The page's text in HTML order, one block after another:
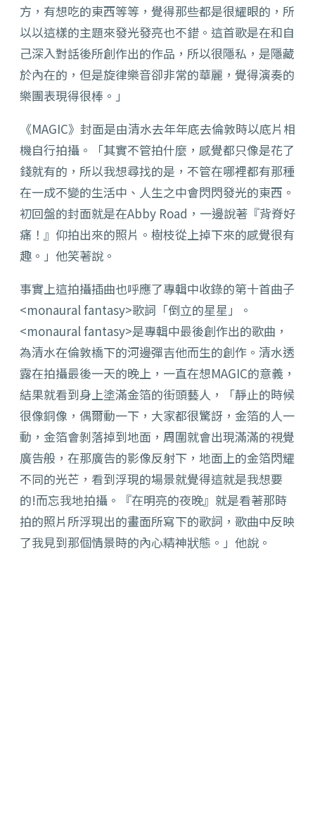
方，有想吃的東西等等，覺得那些都是很耀眼的，所
以以這樣的主題來發光發亮也不錯。這首歌是在和自
己深入對話後所創作出的作品，所以很隱私，是隱藏
於內在的，但是旋律樂音卻非常的華麗，覺得演奏的
樂團表現得很棒。」
《MAGIC》封面是由清水去年年底去倫敦時以底片相
機自行拍攝。「其實不管拍什麼，感覺都只像是花了
錢就有的，所以我想尋找的是，不管在哪裡都有那種
在一成不變的生活中、人生之中會閃閃發光的東西。
初回盤的封面就是在Abby Road，一邊說著『背脊好
痛！』仰拍出來的照片。樹枝從上掉下來的感覺很有
趣。」他笑著說。
事實上這拍攝插曲也呼應了專輯中收錄的第十首曲子
<monaural fantasy>歌詞「倒立的星星」。
<monaural fantasy>是專輯中最後創作出的歌曲，
為清水在倫敦橋下的河邊彈吉他而生的創作。清水透
露在拍攝最後一天的晚上，一直在想MAGIC的意義，
結果就看到身上塗滿金箔的街頭藝人，「靜止的時候
很像銅像，偶爾動一下，大家都很驚訝，金箔的人一
動，金箔會剝落掉到地面，周圍就會出現滿滿的視覺
廣告般，在那廣告的影像反射下，地面上的金箔閃耀
不同的光芒，看到浮現的場景就覺得這就是我想要
的!而忘我地拍攝。『在明亮的夜晚』就是看著那時
拍的照片所浮現出的畫面所寫下的歌詞，歌曲中反映
了我見到那個情景時的內心精神狀態。」他說。